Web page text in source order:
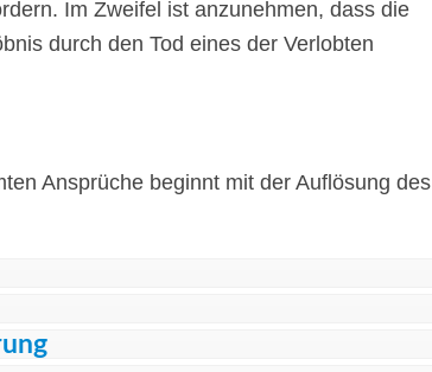
Im Zweifel ist anzunehmen, dass die
durch den Tod eines der Verlobten
Ansprüche beginnt mit der Auflösung des